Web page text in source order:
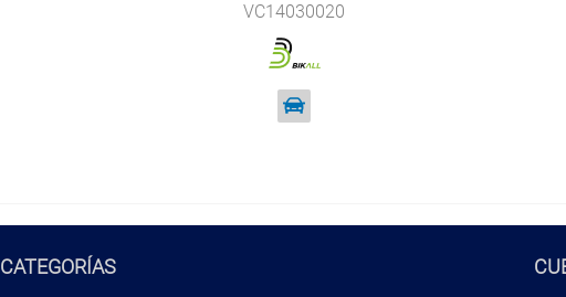
VC14030020
CATEGORÍAS